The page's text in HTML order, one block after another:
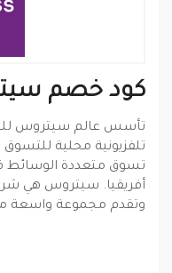
كود خصم
تلفزيونية محلية
تسوق متعددة
أفريقيا. سيتروس هي
وتقدم مجموعة واسعة
الشركة خدمات التسوق